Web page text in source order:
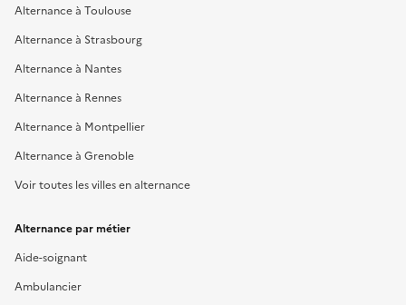
Alternance à Toulouse
Alternance à Strasbourg
Alternance à Nantes
Alternance à Rennes
Alternance à Montpellier
Alternance à Grenoble
Voir toutes les villes en alternance
Alternance par métier
Aide-soignant
Ambulancier